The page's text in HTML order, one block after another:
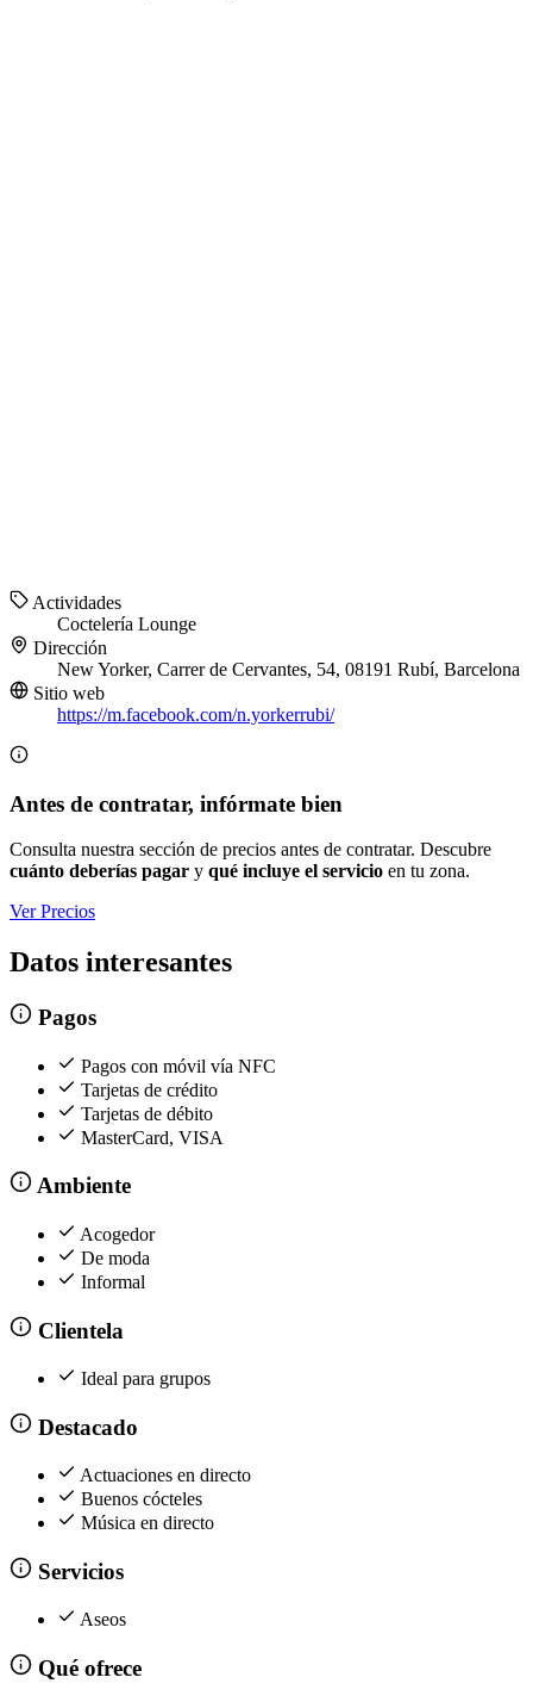
Actividades
Coctelería Lounge
Dirección
New Yorker, Carrer de Cervantes, 54, 08191 Rubí, Barcelona
Sitio web
https://m.facebook.com/n.yorkerrubi/
Antes de contratar, infórmate bien
Consulta nuestra sección de precios antes de contratar. Descubre
cuánto deberías pagar y qué incluye el servicio en tu zona.
Ver Precios
Datos interesantes
Pagos
Pagos con móvil vía NFC
Tarjetas de crédito
Tarjetas de débito
MasterCard, VISA
Ambiente
Acogedor
De moda
Informal
Clientela
Ideal para grupos
Destacado
Actuaciones en directo
Buenos cócteles
Música en directo
Servicios
Aseos
Qué ofrece